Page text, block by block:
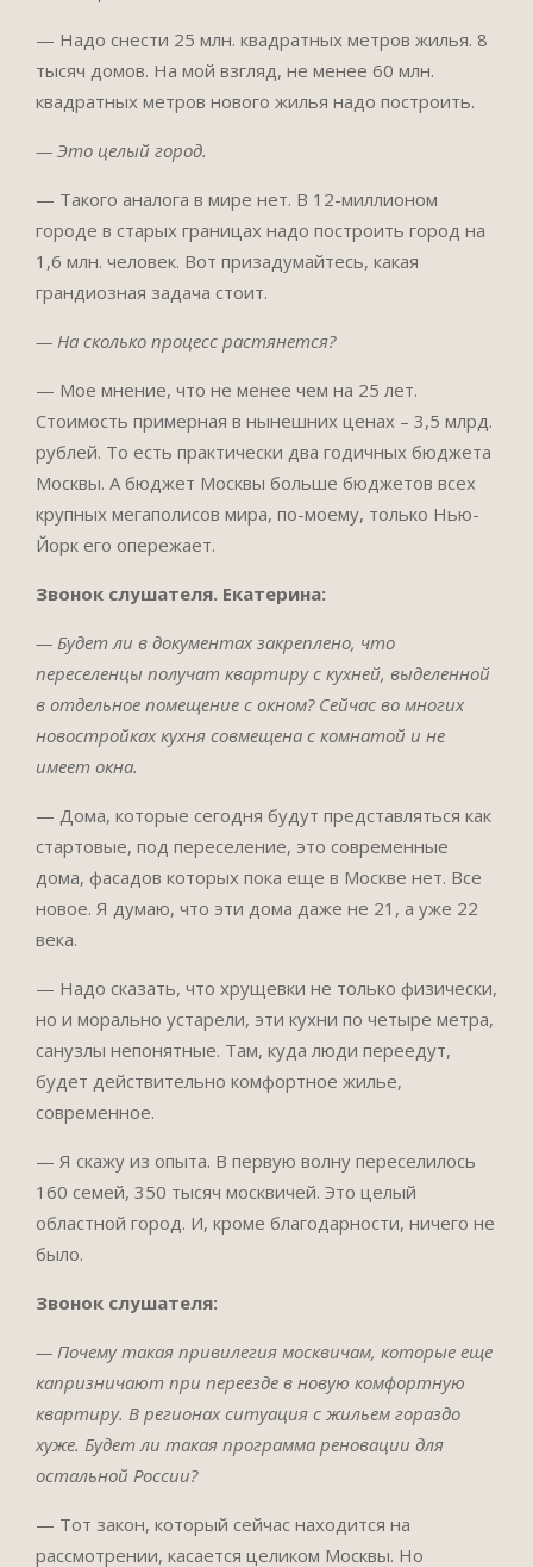
— Надо снести 25 млн. квадратных метров жилья. 8
тысяч домов. На мой взгляд, не менее 60 млн.
квадратных метров нового жилья надо построить.
— Это целый город.
— Такого аналога в мире нет. В 12-миллионом
городе в старых границах надо построить город на
1,6 млн. человек. Вот призадумайтесь, какая
грандиозная задача стоит.
— На сколько процесс растянется?
— Мое мнение, что не менее чем на 25 лет.
Стоимость примерная в нынешних ценах – 3,5 млрд.
рублей. То есть практически два годичных бюджета
Москвы. А бюджет Москвы больше бюджетов всех
крупных мегаполисов мира, по-моему, только Нью-
Йорк его опережает.
Звонок слушателя. Екатерина:
— Будет ли в документах закреплено, что
переселенцы получат квартиру с кухней, выделенной
в отдельное помещение с окном? Сейчас во многих
новостройках кухня совмещена с комнатой и не
имеет окна.
— Дома, которые сегодня будут представляться как
стартовые, под переселение, это современные
дома, фасадов которых пока еще в Москве нет. Все
новое. Я думаю, что эти дома даже не 21, а уже 22
века.
— Надо сказать, что хрущевки не только физически,
но и морально устарели, эти кухни по четыре метра,
санузлы непонятные. Там, куда люди переедут,
будет действительно комфортное жилье,
современное.
— Я скажу из опыта. В первую волну переселилось
160 семей, 350 тысяч москвичей. Это целый
областной город. И, кроме благодарности, ничего не
было.
Звонок слушателя:
— Почему такая привилегия москвичам, которые еще
капризничают при переезде в новую комфортную
квартиру. В регионах ситуация с жильем гораздо
хуже. Будет ли такая программа реновации для
остальной России?
— Тот закон, который сейчас находится на
рассмотрении, касается целиком Москвы. Но